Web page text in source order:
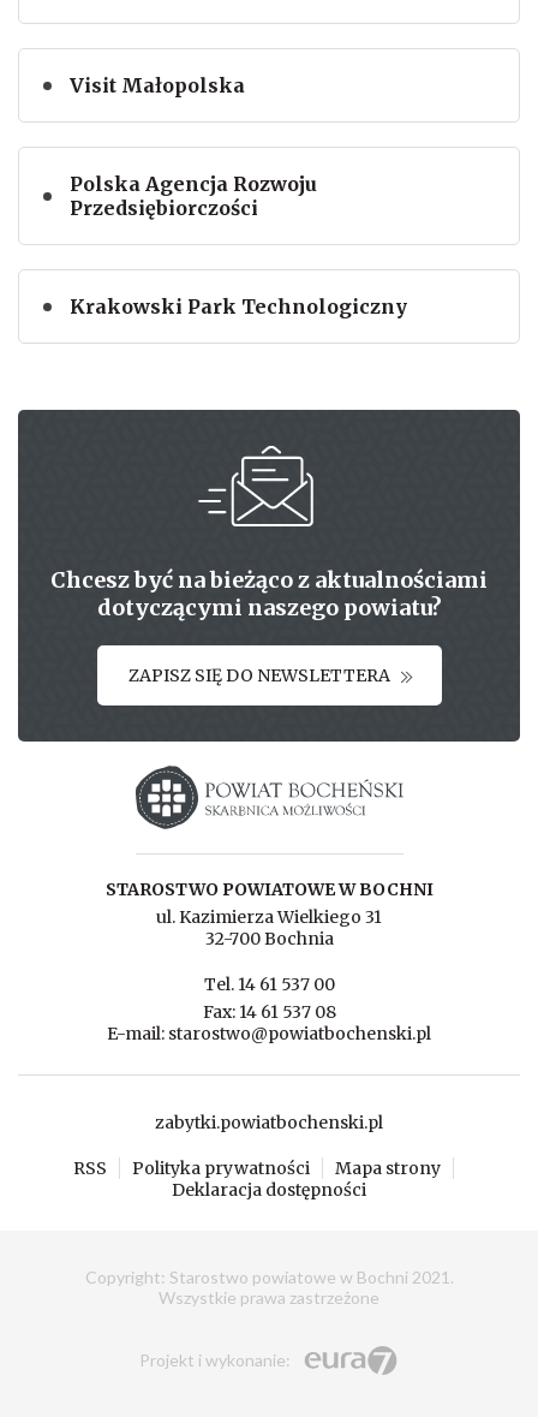
Visit Małopolska
Polska Agencja Rozwoju
Przedsiębiorczości
Krakowski Park Technologiczny
Chcesz być na bieżąco z aktualnościami
dotyczącymi naszego powiatu?
ZAPISZ SIĘ DO NEWSLETTERA
Starostwo powiatowe w Bochni
STAROSTWO POWIATOWE W BOCHNI
ul. Kazimierza Wielkiego 31
32-700 Bochnia
Tel. 14 61 537 00
Fax: 14 61 537 08
E-mail: starostwo@powiatbochenski.pl
zabytki.powiatbochenski.pl
RSS Polityka prywatności
Mapa strony
Deklaracja dostępności
Copyright: Starostwo powiatowe w Bochni 2021.
Wszystkie prawa zastrzeżone
Projekt i wykonanie: Eura7 Sp. z o.o.